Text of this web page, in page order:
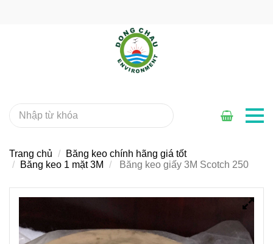
Trang chủ
Băng keo chính hãng giá tốt
Băng keo 1 mặt 3M
Băng keo giấy 3M Scotch 250